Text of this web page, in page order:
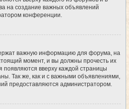
на создание важных объявлений
конференции.
важную информацию для форума, на
момент, и вы должны прочесть их
вверху каждой страницы
Так же, как и с важными объявлениями,
предоставляются администратором.